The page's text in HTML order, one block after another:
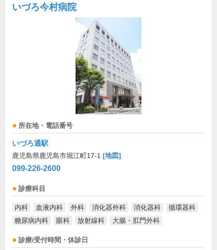
いづろ今村病院
所在地・電話番号
いづろ通駅
鹿児島県鹿児島市堀江町17-1 [地図]
099-226-2600
診療科目
内科 血液内科 外科 消化器外科 消化器科
循環器科
糖尿病内科
眼科 放射線科 大腸・肛門外科
診療/受付時間・休診日